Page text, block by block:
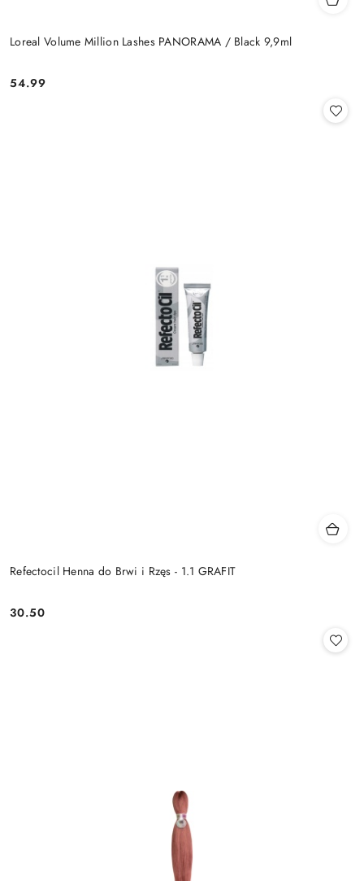
Loreal Volume Million Lashes PANORAMA / Black 9,9ml
Cena:
54.99
Refectocil Henna do Brwi i Rzęs - 1.1 GRAFIT
Cena:
30.50